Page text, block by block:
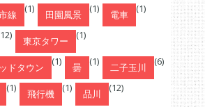
線 (1) 田園風景 (1) 電車 (1)
東京タワー (1)
ドタウン (1) 曇 (1) 二子玉川 (6)
(1) 飛行機 (1) 品川 (12)